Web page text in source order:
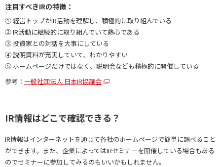
注目すべきIRの特徴：
① 経営トップがIR活動を理解し、積極的に取り組んでいる
② IR活動に継続的に取り組んでいて熱心である
③ 投資家との対話を大事にしている
④ 説明資料が充実していて、わかりやすい
⑤ ホームページだけではなく、説明会なども積極的に開催している
参考： 一般社団法人 日本IR協議会
IR情報はどこで確認できる？
IR情報はインターネットを通じて各社のホームページで簡単に調べること
ができます。また、企業によってはIRセミナーを開催している場合もある
のでセミナーに参加してみるのもいいかもしれません。